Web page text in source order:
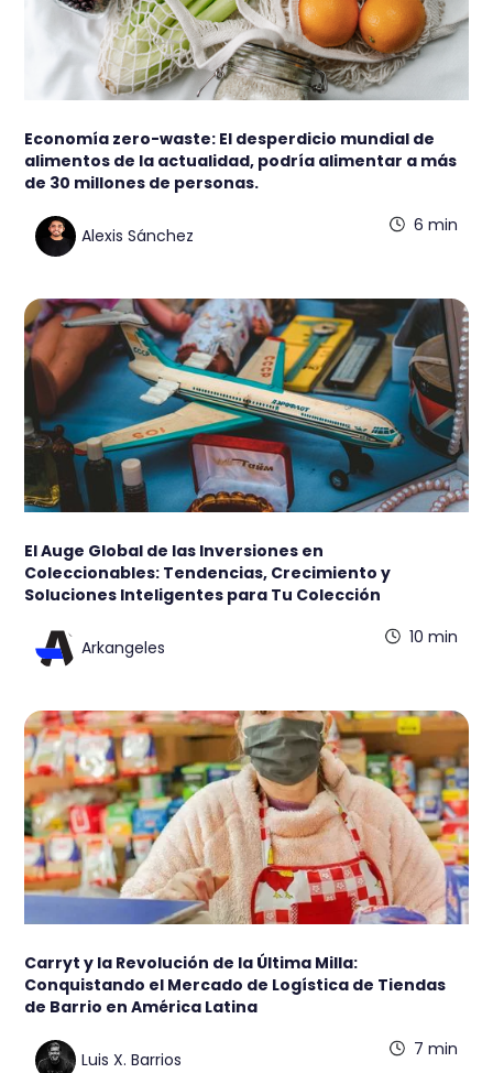
Economía zero-waste: El desperdicio mundial de
alimentos de la actualidad, podría alimentar a más
de 30 millones de personas.
Alexis Sánchez
6 min
El Auge Global de las Inversiones en
Coleccionables: Tendencias, Crecimiento y
Soluciones Inteligentes para Tu Colección
Arkangeles
10 min
Carryt y la Revolución de la Última Milla:
Conquistando el Mercado de Logística de Tiendas
de Barrio en América Latina
Luis X. Barrios
7 min